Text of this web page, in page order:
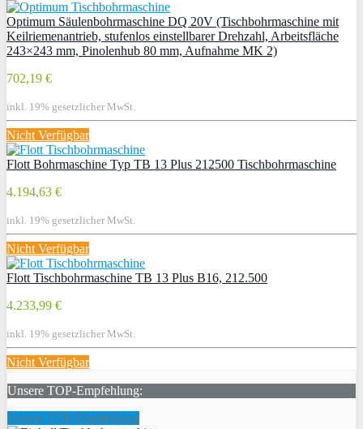
Optimum Säulenbohrmaschine DQ 20V (Tischbohrmaschine mit
Keilriemenantrieb, stufenlos einstellbarer Drehzahl, Arbeitsfläche
243×243 mm, Pinolenhub 80 mm, Aufnahme MK 2)
702,19 €
inkl. 19% gesetzlicher MwSt.
Nicht Verfügbar
Flott Bohrmaschine Typ TB 13 Plus 212500 Tischbohrmaschine
4.194,63 €
inkl. 19% gesetzlicher MwSt.
Nicht Verfügbar
Flott Tischbohrmaschine TB 13 Plus B16, 212.500
4.233,99 €
inkl. 19% gesetzlicher MwSt.
Nicht Verfügbar
Unsere TOP-Empfehlung:
Unsere TOP-Empfehlung